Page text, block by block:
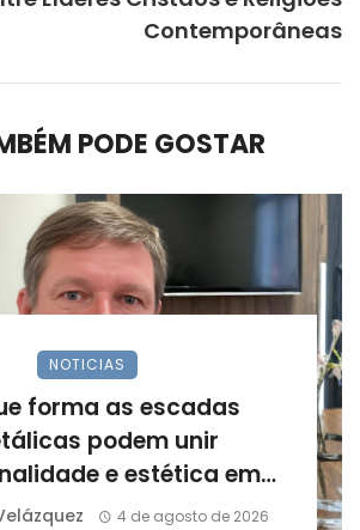
Contemporâneas
PODE GOSTAR
NOTICIAS
forma as escadas
podem unir
e estética em
arquitetônicos?
4 de agosto de 2026